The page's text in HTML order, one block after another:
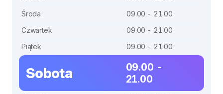
Środa
09.00 - 21.00
Czwartek
09.00 - 21.00
Piątek
09.00 - 21.00
Sobota
09.00 -
21.00